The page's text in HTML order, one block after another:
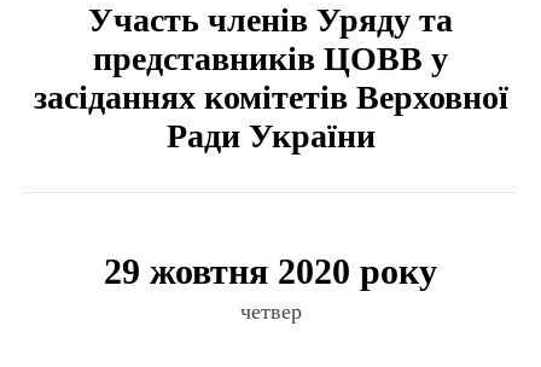
Участь членів Уряду та
представників ЦОВВ у
засіданнях комітетів Верховної
Ради України
29 жовтня 2020 року
четвер